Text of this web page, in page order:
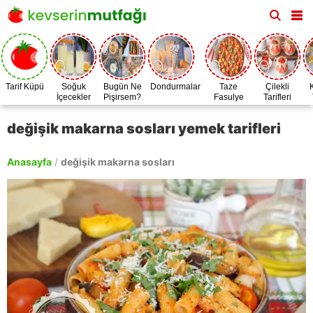
Tarif Küpü
Soğuk
İçecekler
Bugün Ne
Pişirsem?
Dondurmalar
Taze
Fasulye
Zamanı
Çilekli
Tarifleri
değişik makarna sosları yemek tarifleri
Anasayfa / değişik makarna sosları